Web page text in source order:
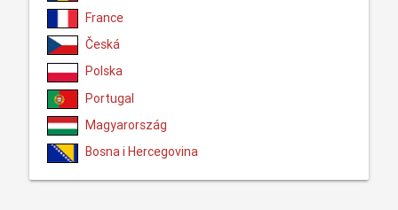
France
Česká
Polska
Portugal
Magyarország
Bosna i Hercegovina